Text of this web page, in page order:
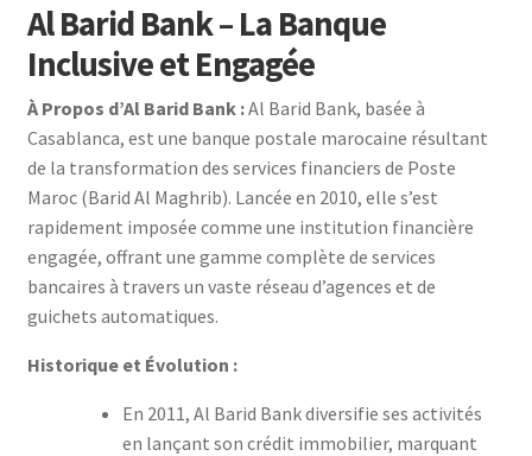
Al Barid Bank – La Banque
Inclusive et Engagée
À Propos d’Al Barid Bank :Al Barid Bank, basée à
Casablanca, est une banque postale marocaine résultant
de la transformation des services financiers de Poste
Maroc (Barid Al Maghrib). Lancée en 2010, elle s’est
rapidement imposée comme une institution financière
engagée, offrant une gamme complète de services
bancaires à travers un vaste réseau d’agences et de
guichets automatiques.
Historique et Évolution :
En 2011, Al Barid Bank diversifie ses activités
en lançant son crédit immobilier, marquant